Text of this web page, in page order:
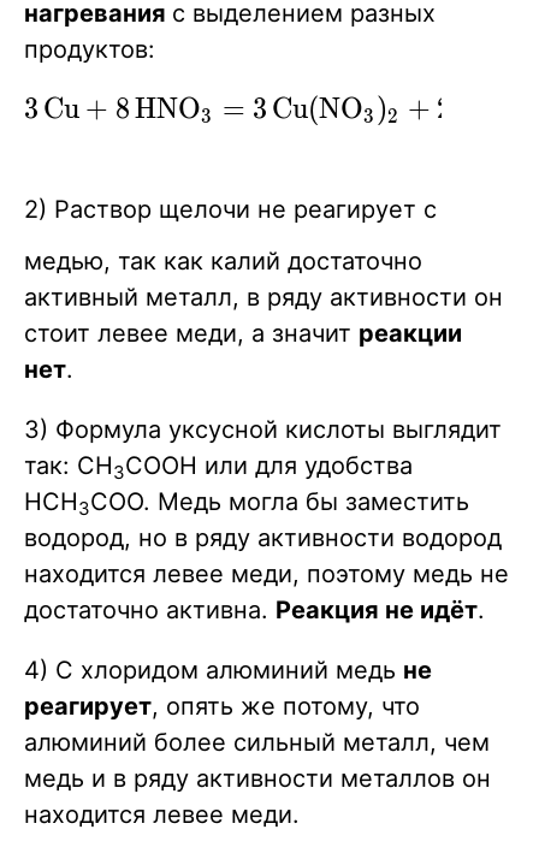
нагревания с выделением разных
продуктов:
\ce{3Cu +
+ 2NO ^ +
4H2O}
3 Cu + 8HNOX
3 = 3 Cu(NOX
3 )X
2 + 2
2) Раствор щелочи не реагирует с
медью, так как калий достаточно
активный металл, в ряду активности он
стоит левее меди, а значит реакции
нет.
3) Формула уксусной кислоты выглядит
так: CH3COOH или для удобства
HCH3COO. Медь могла бы заместить
водород, но в ряду активности водород
находится левее меди, поэтому медь не
достаточно активна. Реакция не идёт.
4) С хлоридом алюминий медь не
реагирует, опять же потому, что
алюминий более сильный металл, чем
медь и в ряду активности металлов он
находится левее меди.